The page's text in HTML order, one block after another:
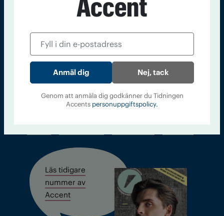
Sveriges största tidning om droger och nykterhet
Tidningen Accent, A4, Bondegatan 21, 116 33 Stockholm
accent@iogt.se
Chefredaktör och ansvarig utgivare: Barbro Janson Lundkvist,
barbro@a4.se.
Läs tidigare
nummer av
Accent
Accent
Nej, tack
Genom att anmäla dig godkänner du Tidningen
Accents personuppgiftspolicy.